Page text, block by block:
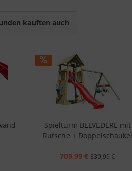
kauften auch
Spielturm BELVEDERE mit
Rutsche + Doppelschaukel
709,99 € 839,99 €